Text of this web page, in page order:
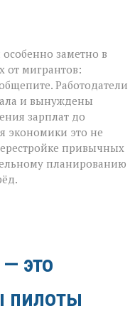
заметно в
от мигрантов:
Работодатели
и вынуждены
зарплат до
экономики это не
привычных
планированию
это
пилоты